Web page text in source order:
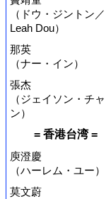
（ドウ・ジントン／
Leah Dou）
那英
（ナー・イン）
張杰
（ジェイソン・チャ
ン）
= 香港台湾 =
庾澄慶
（ハーレム・ユー）
莫文蔚